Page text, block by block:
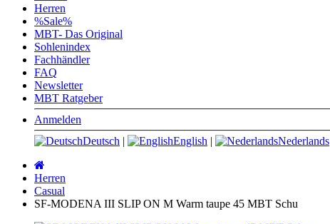
Herren
%Sale%
MBT- Das Original
Sohlenindex
Fachhändler
FAQ
Newsletter
MBT Ratgeber
Anmelden
Deutsch | English |
Nederlands
Herren
Casual
SF-MODENA III SLIP ON M Warm taupe 45 MBT Schu